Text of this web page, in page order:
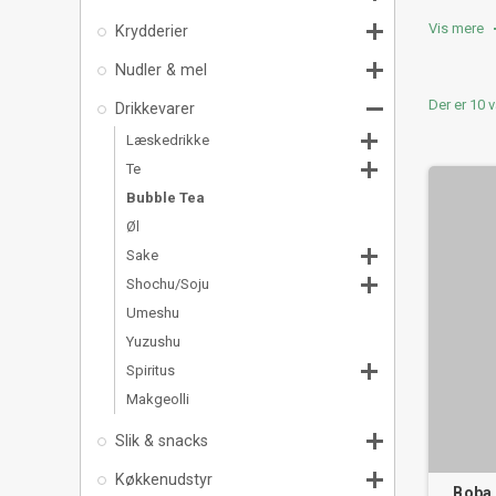
Krydderier 
Nudler & mel 
Drikkevarer 
Læskedrikke 
Te 
Bubble Tea
Øl
Sake

Shochu/Soju 
Umeshu
Yuzushu
Spiritus

Makgeolli
Slik & snacks 
Køkkenudstyr 
Bliv en
Bubble
Bubble
Vis mere
Der er 10